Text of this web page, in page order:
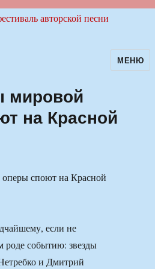
авторскойМЕНЮ
мировой
на Красной
если не
роде событию: звезды
и Дмитрий